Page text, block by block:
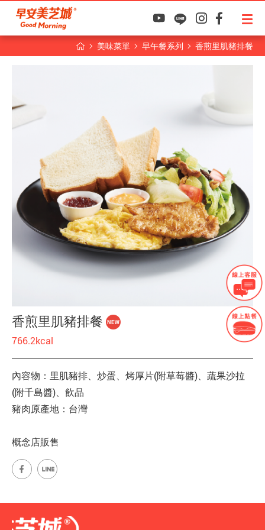
美味菜單 早午餐系列 香煎里肌豬排餐
香煎里肌豬排餐
766.2kcal
內容物：里肌豬排、炒蛋、烤厚片(附草莓醬)、蔬果沙拉
(附千島醬)、飲品
豬肉原產地：台灣
概念店販售